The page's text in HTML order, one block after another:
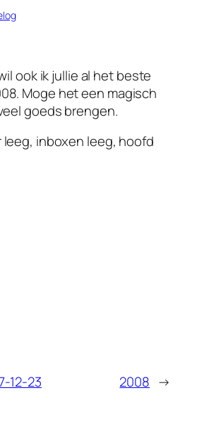
ook ik jullie al het beste
Moge het een magisch
goeds brengen.
leeg, inboxen leeg, hoofd
12-23 2008 →